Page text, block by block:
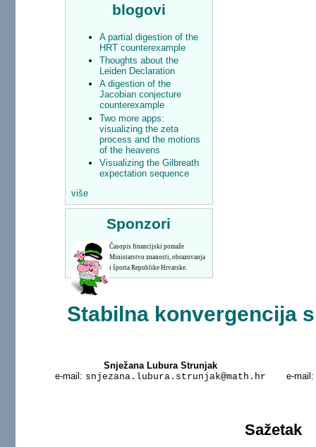
blogovi
A partial digestion of the
HRT counterexample
Thoughts about the
Leiden Declaration
A digestion of the
Jacobian conjecture
counterexample
Two more apps:
visualizing the zeta
process and the motions
of the heavens
Visualizing the Gilbreath
expectation sequence
više
Sponzori
Časopis financijski pomaže
Ministarstvo znanosti, obrazovanja
i športa Republike Hrvatske.
Stabilna konvergencija
Snježana Lubura Strunjak
e-mail: snjezana.lubura.strunjak@math.hr e-mail:
Sažetak